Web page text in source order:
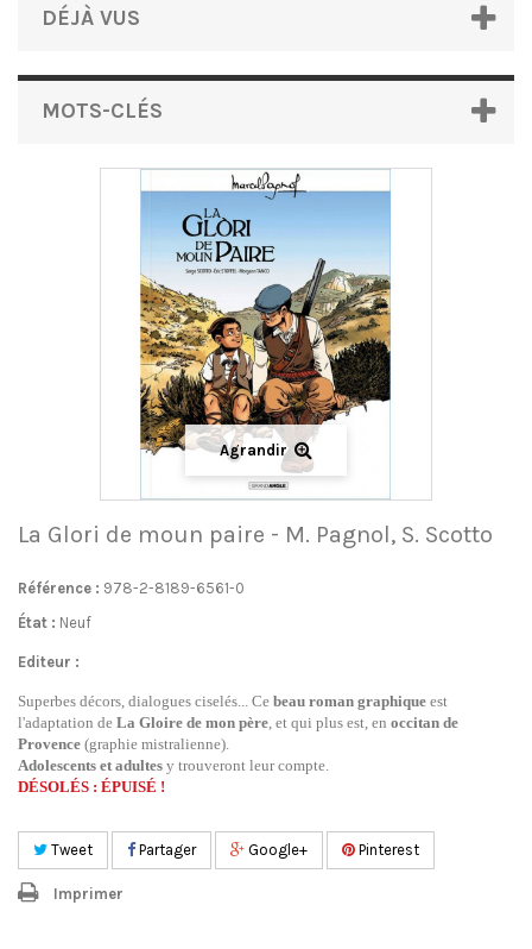
DÉJÀ VUS
MOTS-CLÉS
Agrandir
La Glori de moun paire - M. Pagnol, S. Scotto
Référence : 978-2-8189-6561-0
État : Neuf
Editeur :
Superbes décors, dialogues ciselés... Ce beau roman graphique est
l'adaptation de La Gloire de mon père, et qui plus est, en occitan de
Provence (graphie mistralienne).
Adolescents et adultes y trouveront leur compte.
DÉSOLÉS : ÉPUISÉ !
Tweet Partager Google+ Pinterest
Imprimer